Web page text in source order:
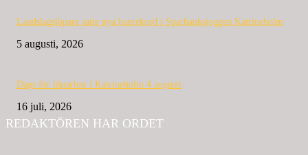
Landslagslöpare satte nya banrekord i Sparbanksjoggen Katrineholm
5 augusti, 2026
Dags för löparfest i Katrineholm 4 augusti
16 juli, 2026
REDAKTÖREN HAR ORDET